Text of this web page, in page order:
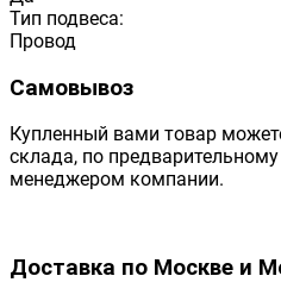
Тип подвеса:
Провод
Самовывоз
Купленный вами товар
склада, по
менеджером компании.
Доставка по Москве и